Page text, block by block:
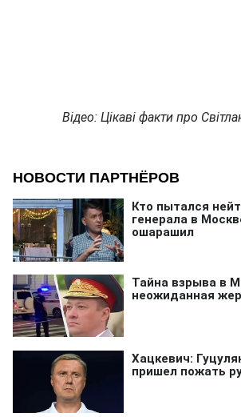
Відео: Цікаві факти про